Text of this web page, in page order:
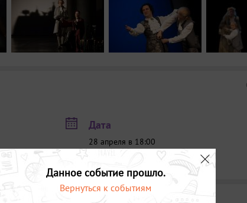
Дата
28 апреля в 18:00
Данное событие прошло.
Вернуться к событиям